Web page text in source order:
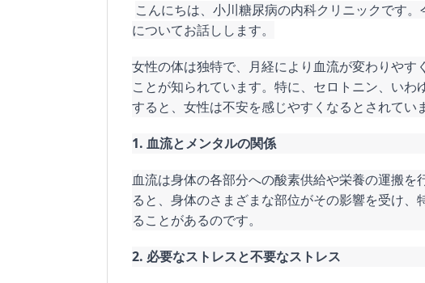
こんにちは、小川糖尿病の内科クリニックです
についてお話しします。
女性の体は独特で、月経により血流が変わりや
ことが知られています。特に、セロトニン、い
すると、女性は不安を感じやすくなるとされてい
1. 血流とメンタルの関係
血流は身体の各部分への酸素供給や栄養の運搬
ると、身体のさまざまな部位がその影響を受け
ることがあるのです。
2. 必要なストレスと不要なストレス